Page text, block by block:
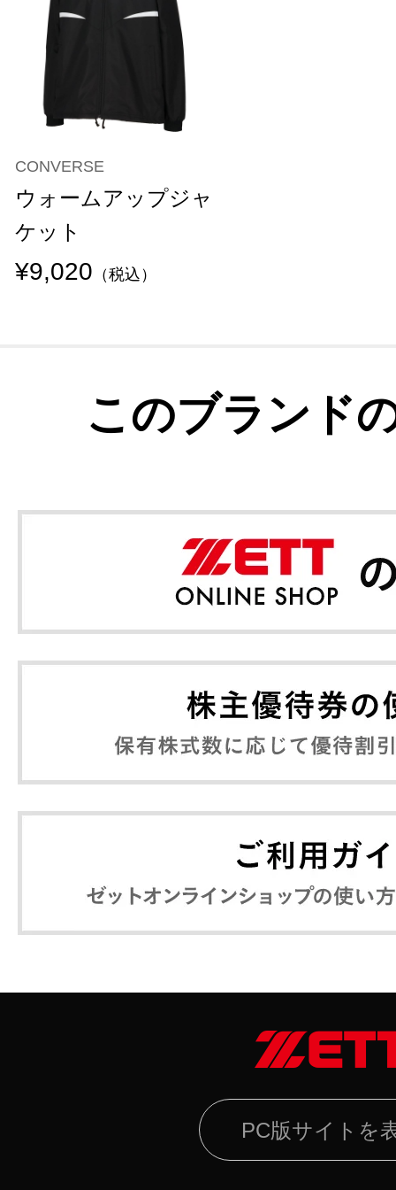
CONVERSE
ウォームアップジャ
ケット
¥9,020 （税込）
このブランド
PC版サイトを